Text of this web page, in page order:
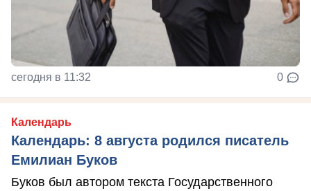
сегодня в 11:32 0
Календарь
Календарь: 8 августа родился писатель
Емилиан Буков
Буков был автором текста Государственного